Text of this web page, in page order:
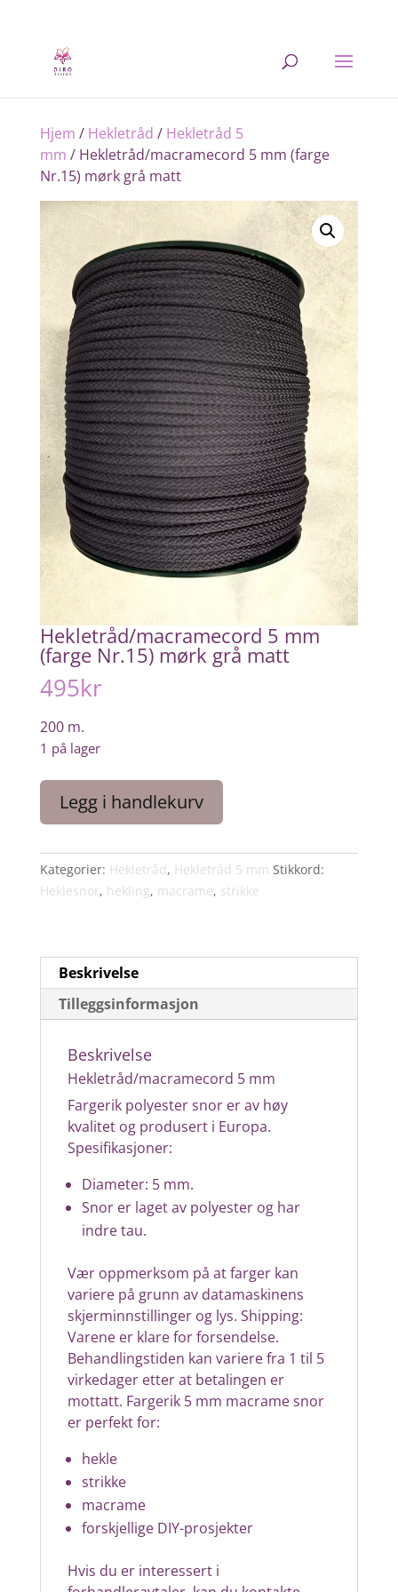
Hjem / Hekletråd / Hekletråd 5
mm / Hekletråd/macramecord 5 mm (farge
Nr.15) mørk grå matt
Hekletråd/macramecord 5 mm
(farge Nr.15) mørk grå matt
495kr
200 m.
1 på lager
Hekletråd/macramecord
(farge
Nr.15)
mørk
antall
Legg i handlekurv
Kategorier: Hekletråd, Hekletråd 5 mm Stikkord:
Heklesnor, hekling, macrame, strikke
Beskrivelse
Tilleggsinformasjon
Beskrivelse
Hekletråd/macramecord 5 mm
Fargerik polyester snor er av høy
kvalitet og produsert i Europa.
Spesifikasjoner:
Diameter: 5 mm.
Snor er laget av polyester og har
indre tau.
Vær oppmerksom på at farger kan
variere på grunn av datamaskinens
skjerminnstillinger og lys. Shipping:
Varene er klare for forsendelse.
Behandlingstiden kan variere fra 1 til 5
virkedager etter at betalingen er
mottatt. Fargerik 5 mm macrame snor
er perfekt for:
hekle
strikke
macrame
forskjellige DIY-prosjekter
Hvis du er interessert i